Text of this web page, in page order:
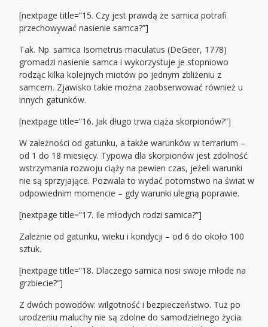
[nextpage title=”15. Czy jest prawdą że samica potrafi
przechowywać nasienie samca?”]
Tak. Np. samica Isometrus maculatus (DeGeer, 1778)
gromadzi nasienie samca i wykorzystuje je stopniowo
rodząc kilka kolejnych miotów po jednym zbliżeniu z
samcem. Zjawisko takie można zaobserwować również u
innych gatunków.
[nextpage title=”16. Jak długo trwa ciąża skorpionów?”]
W zależności od gatunku, a także warunków w terrarium –
od 1 do 18 miesięcy. Typowa dla skorpionów jest zdolność
wstrzymania rozwoju ciąży na pewien czas, jeżeli warunki
nie są sprzyjające. Pozwala to wydać potomstwo na świat w
odpowiednim momencie – gdy warunki ulegną poprawie.
[nextpage title=”17. Ile młodych rodzi samica?”]
Zależnie od gatunku, wieku i kondycji – od 6 do około 100
sztuk.
[nextpage title=”18. Dlaczego samica nosi swoje młode na
grzbiecie?”]
Z dwóch powodów: wilgotność i bezpieczeństwo. Tuż po
urodzeniu maluchy nie są zdolne do samodzielnego życia.